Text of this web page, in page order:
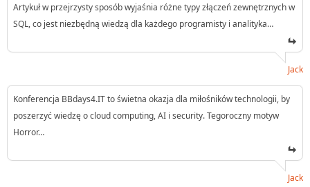
Artykuł w przejrzysty sposób wyjaśnia różne typy złączeń zewnętrznych w
SQL, co jest niezbędną wiedzą dla każdego programisty i analityka…
Jack
Konferencja BBdays4.IT to świetna okazja dla miłośników technologii, by
poszerzyć wiedzę o cloud computing, AI i security. Tegoroczny motyw
Horror…
Jack